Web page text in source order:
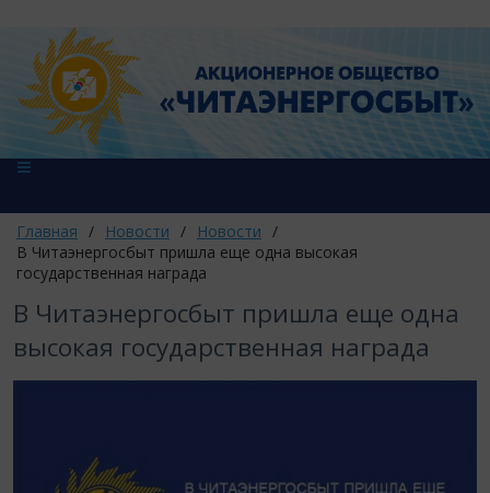
Главная / Новости / Новости /
В Читаэнергосбыт пришла еще одна высокая
государственная награда
В Читаэнергосбыт пришла еще одна
высокая государственная награда